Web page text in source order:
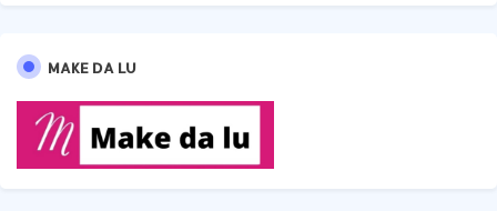
MAKE DA LU